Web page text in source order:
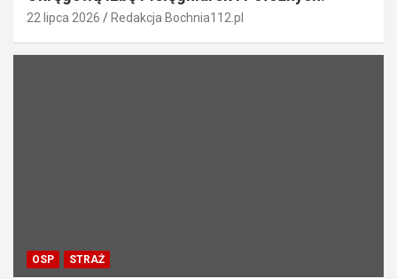
22 lipca 2026 Redakcja Bochnia112.pl
OSP STRAŻ